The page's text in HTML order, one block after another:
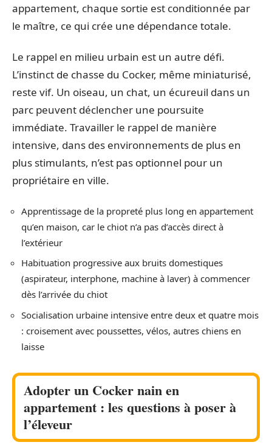
appartement, chaque sortie est conditionnée par
le maître, ce qui crée une dépendance totale.
Le rappel en milieu urbain est un autre défi.
L’instinct de chasse du Cocker, même miniaturisé,
reste vif. Un oiseau, un chat, un écureuil dans un
parc peuvent déclencher une poursuite
immédiate. Travailler le rappel de manière
intensive, dans des environnements de plus en
plus stimulants, n’est pas optionnel pour un
propriétaire en ville.
Apprentissage de la propreté plus long en appartement
qu’en maison, car le chiot n’a pas d’accès direct à
l’extérieur
Habituation progressive aux bruits domestiques
(aspirateur, interphone, machine à laver) à commencer
dès l’arrivée du chiot
Socialisation urbaine intensive entre deux et quatre mois
: croisement avec poussettes, vélos, autres chiens en
laisse
Adopter un Cocker nain en
appartement : les questions à poser à
l’éleveur